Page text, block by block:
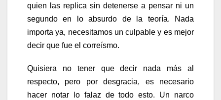
quien las replica sin detenerse a pensar ni un
segundo en lo absurdo de la teoría. Nada
importa ya, necesitamos un culpable y es mejor
decir que fue el correísmo.
Quisiera no tener que decir nada más al
respecto, pero por desgracia, es necesario
hacer notar lo falaz de todo esto. Un narco